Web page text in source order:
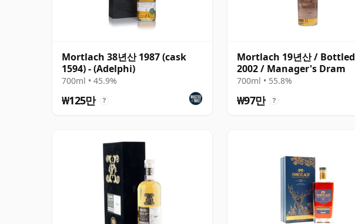
Mortlach 38년산 1987 (cask
1594) - (Adelphi)
700ml • 45.9%
₩125만 ?
Mortlach 19년산 / Bottled
2002 / Manager's Dram
700ml • 55.8%
₩97만 ?